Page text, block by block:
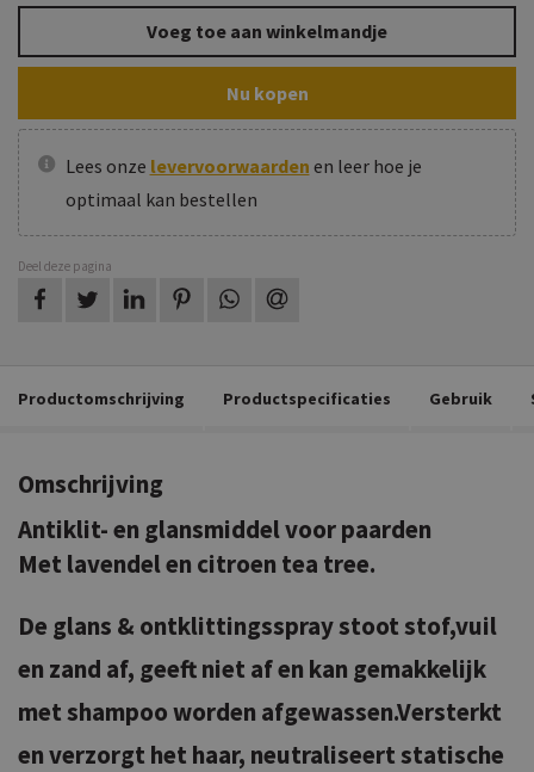
Voeg toe aan winkelmandje
Nu kopen
Lees onze levervoorwaarden en leer hoe je
optimaal kan bestellen
Deel deze pagina
op Facebookop Twitterop LinkedInop Pinterestop WhatsApp
Productomschrijving Productspecificaties Gebruik
Omschrijving
Antiklit- en glansmiddel voor paarden
Met lavendel en citroen tea tree.
De glans & ontklittingsspray stoot stof,vuil
en zand af, geeft niet af en kan gemakkelijk
met shampoo worden afgewassen.Versterkt
en verzorgt het haar, neutraliseert statische